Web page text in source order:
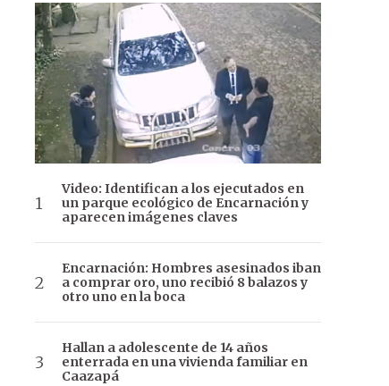
Video: Identifican a los ejecutados en
un parque ecológico de Encarnación y
aparecen imágenes claves
Encarnación: Hombres asesinados iban
a comprar oro, uno recibió 8 balazos y
otro uno en la boca
Hallan a adolescente de 14 años
enterrada en una vivienda familiar en
Caazapá